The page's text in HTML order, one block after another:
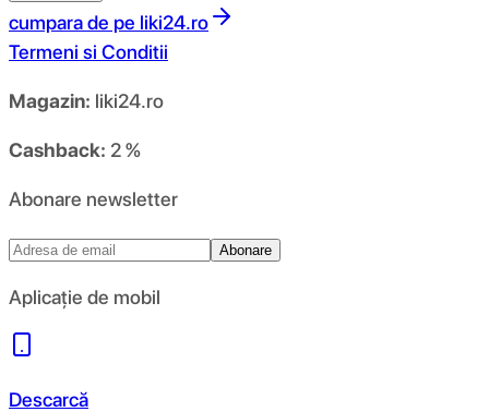
cumpara de pe liki24.ro
Termeni si Conditii
Magazin: liki24.ro
Cashback: 2 %
Abonare newsletter
Abonare
Aplicație de mobil
Descarcă